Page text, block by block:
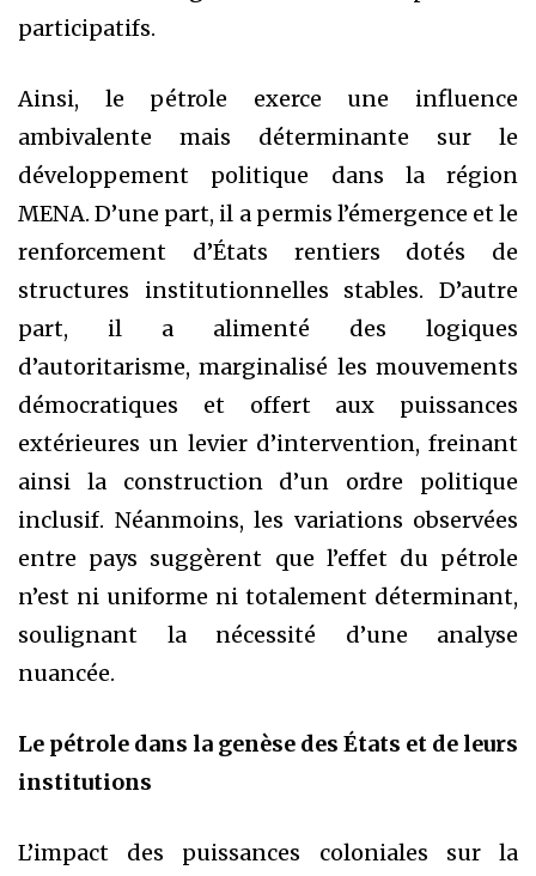
participatifs.
Ainsi, le pétrole exerce une influence
ambivalente mais déterminante sur le
développement politique dans la région
MENA. D’une part, il a permis l’émergence et le
renforcement d’États rentiers dotés de
structures institutionnelles stables. D’autre
part, il a alimenté des logiques
d’autoritarisme, marginalisé les mouvements
démocratiques et offert aux puissances
extérieures un levier d’intervention, freinant
ainsi la construction d’un ordre politique
inclusif. Néanmoins, les variations observées
entre pays suggèrent que l’effet du pétrole
n’est ni uniforme ni totalement déterminant,
soulignant la nécessité d’une analyse
nuancée.
Le pétrole dans la genèse des États et de leurs
institutions
L’impact des puissances coloniales sur la